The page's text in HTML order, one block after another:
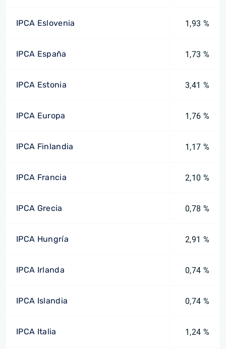
IPCA Eslovenia 1,93 %
IPCA España 1,73 %
IPCA Estonia 3,41 %
IPCA Europa 1,76 %
IPCA Finlandia 1,17 %
IPCA Francia 2,10 %
IPCA Grecia 0,78 %
IPCA Hungría 2,91 %
IPCA Irlanda 0,74 %
IPCA Islandia 0,74 %
IPCA Italia 1,24 %